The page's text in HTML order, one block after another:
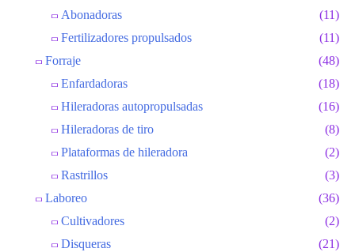
Abonadoras
(11)
Fertilizadores propulsados
(11)
Forraje
(48)
Enfardadoras
(18)
Hileradoras autopropulsadas
(16)
Hileradoras de tiro
(8)
Plataformas de hileradora
(2)
Rastrillos
(3)
Laboreo
(36)
Cultivadores
(2)
Disqueras
(21)